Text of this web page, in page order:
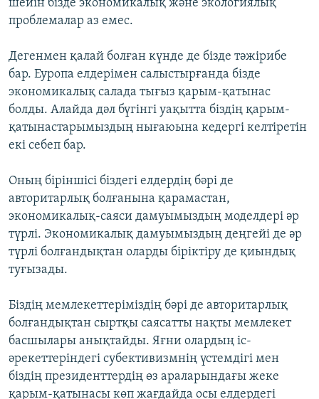
шейін бізде экономикалық және экологиялық
проблемалар аз емес.
Дегенмен қалай болған күнде де бізде тәжірибе
бар. Еуропа елдерімен салыстырғанда бізде
экономикалық салада тығыз қарым-қатынас
болды. Алайда дәл бүгінгі уақытта біздің қарым-
қатынастарымыздың нығаюына кедергі келтіретін
екі себеп бар.
Оның біріншісі біздегі елдердің бәрі де
авторитарлық болғанына қарамастан,
экономикалық-саяси дамуымыздың моделдері әр
түрлі. Экономикалық дамуымыздың деңгейі де әр
түрлі болғандықтан оларды біріктіру де қиындық
туғызады.
Біздің мемлекеттеріміздің бәрі де авторитарлық
болғандықтан сыртқы саясатты нақты мемлекет
басшылары анықтайды. Яғни олардың іс-
әрекеттеріндегі субективизмнің үстемдігі мен
біздің президенттердің өз араларындағы жеке
қарым-қатынасы көп жағдайда осы елдердегі